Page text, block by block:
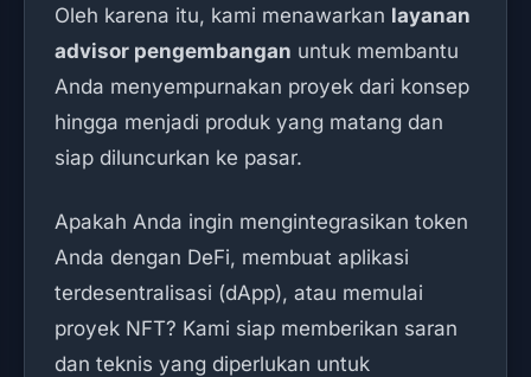
Oleh karena itu, kami menawarkan layanan
advisor pengembangan untuk membantu
Anda menyempurnakan proyek dari konsep
hingga menjadi produk yang matang dan
siap diluncurkan ke pasar.
Apakah Anda ingin mengintegrasikan token
Anda dengan DeFi, membuat aplikasi
terdesentralisasi (dApp), atau memulai
proyek NFT? Kami siap memberikan saran
dan teknis yang diperlukan untuk